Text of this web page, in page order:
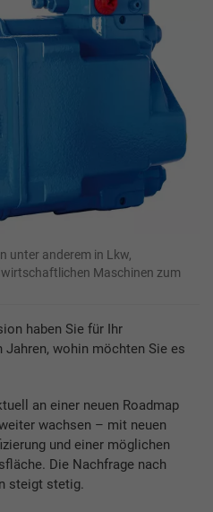
unter anderem in Lkw,
Maschinen zum
haben Sie für Ihr
Jahren, wohin möchten Sie es
an einer neuen Roadmap
wachsen – mit neuen
und einer möglichen
Die Nachfrage nach
steigt stetig.